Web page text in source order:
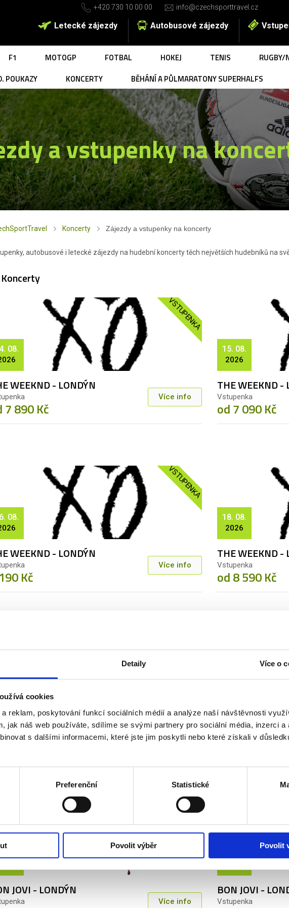
Detaily Více o
cookies
a reklam, poskytování funkcí sociálních médií a analýze naší návštěvnosti
jak náš web používáte, sdílíme se svými partnery pro sociální média, inzerci a
s dalšími informacemi, které jste jim poskytli nebo které získali v
Preferenční Statistické
Povolit výběr Povolit
+420 730 10 00 00 info@czechsporttravel.cz
Letecké zájezdy Autobusové zájezdy
F1 MOTOGP FOTBAL HOKEJ TENIS RUGBY/
POUKAZY KONCERTY BĚHÁNÍ A PŮLMARATONY SUPERHALFS
a vstupenky na
Koncerty Zájezdy a vstupenky na koncerty
autobusové i letecké zájezdy na hudební koncerty těch největších hudebníků na
Koncerty
VSTUPENKA
08.
WEEKND - LONDÝN
7 890 Kč
Více info
15. 08.
2026
THE WEEKND -
Vstupenka
od 7 090 Kč
VSTUPENKA
08.
WEEKND - LONDÝN
Kč
Více info
18. 08.
2026
THE WEEKND -
Vstupenka
od 8 590 Kč
VSTUPENKA
WEEKND - LONDÝN
Kč
Více info
BON JOVI -
Vstupenka
od 5 500 Kč
JOVI - LONDÝN
Více info
BON JOVI -
Vstupenka